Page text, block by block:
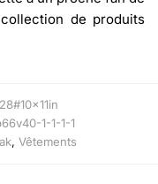
de produits
1-1-1-1
, Vêtements